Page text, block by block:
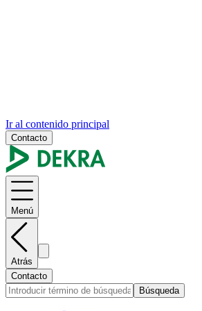
Ir al contenido principal
Contacto
Menú
Atrás
Contacto
Búsqueda